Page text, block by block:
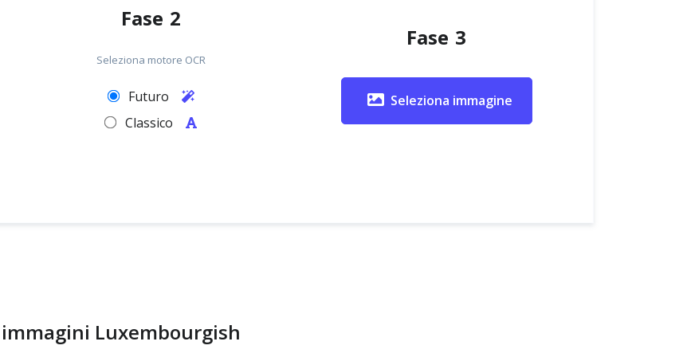
Fase 2
Seleziona motore OCR
Futuro
Classico
Fase 3
Seleziona immagine
immagini Luxembourgish